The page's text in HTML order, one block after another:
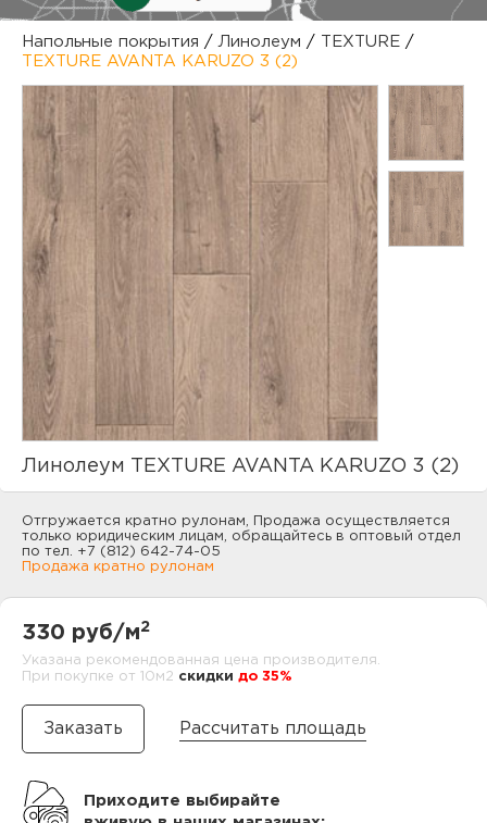
с
Напольные покрытия / Линолеум / TEXTURE /
TEXTURE AVANTA KARUZO 3 (2)
Линолеум TEXTURE AVANTA KARUZO 3 (2)
Отгружается кратно рулонам, Продажа осуществляется
только юридическим лицам, обращайтесь в оптовый отдел
по тел. +7 (812) 642-74-05
Продажа кратно рулонам
330 руб/м2
Указана рекомендованная цена производителя.
При покупке от 10м2 cкидки до 35%
Рассчитать площадь
Приходите выбирайте